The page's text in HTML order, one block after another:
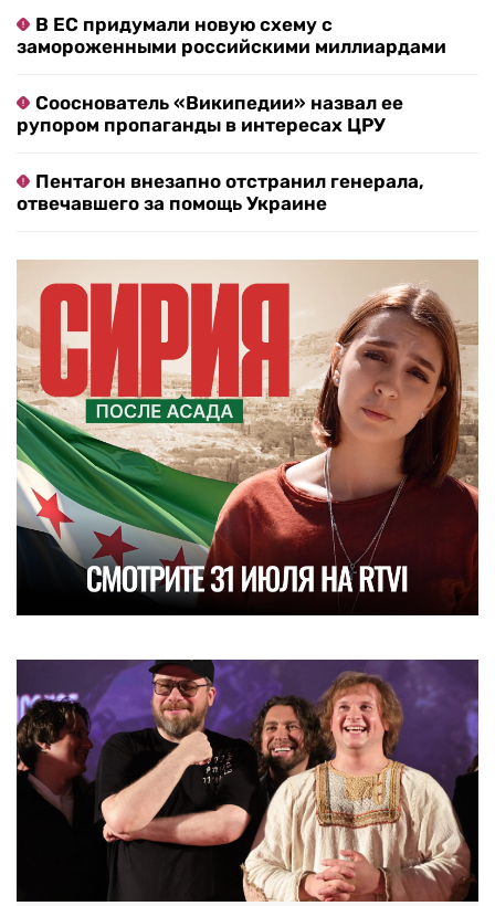
В ЕС придумали новую схему с
замороженными российскими миллиардами
Сооснователь «Википедии» назвал ее
рупором пропаганды в интересах ЦРУ
Пентагон внезапно отстранил генерала,
отвечавшего за помощь Украине